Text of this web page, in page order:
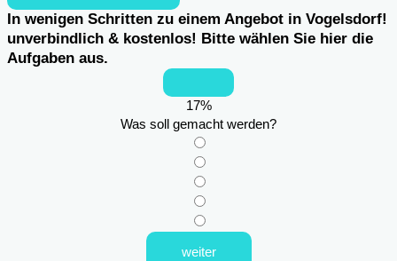
In wenigen Schritten zu einem Angebot in Vogelsdorf!
unverbindlich & kostenlos! Bitte wählen Sie hier die
Aufgaben aus.
17%
Was soll gemacht werden?
weiter